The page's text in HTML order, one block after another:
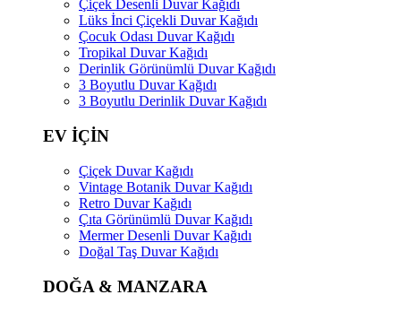
Çiçek Desenli Duvar Kağıdı
Lüks İnci Çiçekli Duvar Kağıdı
Çocuk Odası Duvar Kağıdı
Tropikal Duvar Kağıdı
Derinlik Görünümlü Duvar Kağıdı
3 Boyutlu Duvar Kağıdı
3 Boyutlu Derinlik Duvar Kağıdı
EV İÇİN
Çiçek Duvar Kağıdı
Vintage Botanik Duvar Kağıdı
Retro Duvar Kağıdı
Çıta Görünümlü Duvar Kağıdı
Mermer Desenli Duvar Kağıdı
Doğal Taş Duvar Kağıdı
DOĞA & MANZARA